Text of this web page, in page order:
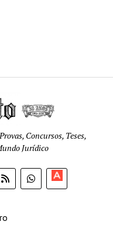
Concursos, Teses,
Jurídico